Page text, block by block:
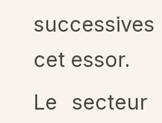
cet essor.
Le